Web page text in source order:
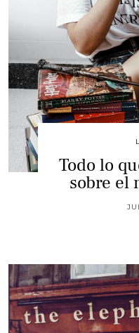
Todo lo
sobre el